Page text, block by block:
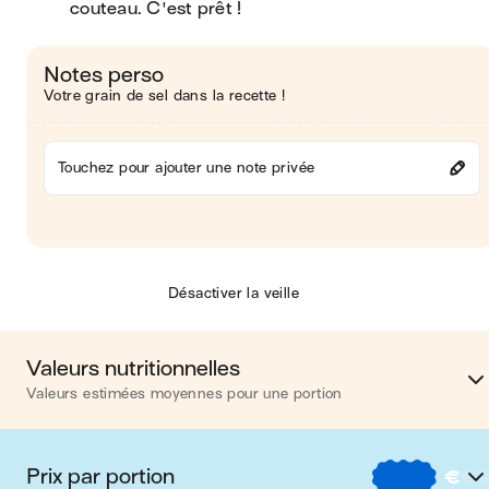
couteau. C'est prêt !
Notes perso
Votre grain de sel dans la recette !
Touchez pour ajouter une note privée
Désactiver la veille
Valeurs nutritionnelles
Valeurs estimées moyennes pour une portion
Calories 348
Prix par portion € €